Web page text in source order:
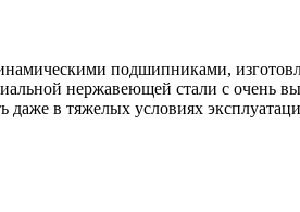
подшипниками,
нержавеющей стали с очень
даже в тяжелых условиях